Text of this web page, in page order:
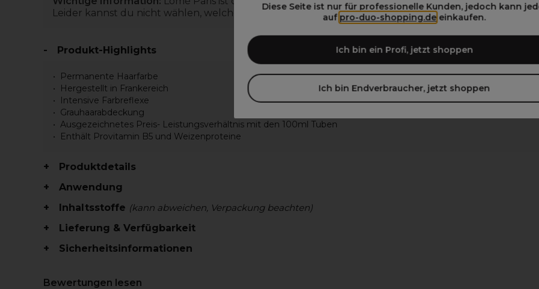
Diese Seite ist nur für professionelle Kunden, jedoch kann
auf pro-duo-shopping.deeinkaufen.
Ich bin ein Profi, jetzt shoppen
Ich bin Endverbraucher, jetzt shoppen
Leider kannst du nicht wählen, welche du erhalten wirst.
Produkt-Highlights
Permanente Haarfarbe
Hergestellt in Frankereich
Intensive Farbreflexe
Grauhaarabdeckung
Ausgezeichnetes Preis- Leistungsverhältnis mit den 100ml Tuben
Enthält Provitamin B5 und Weizenproteine
Produktdetails
Anwendung
Inhaltsstoffe (kann abweichen, Verpackung beachten)
Lieferung & Verfügbarkeit
Sicherheitsinformationen
Bewertungen lesen